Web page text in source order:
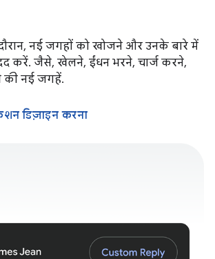
दौरान, नई जगहों को खोजने और उनके बारे में
करें. जैसे, खेलने, ईंधन भरने, चार्ज करने,
की नई जगहें.
डिज़ाइन करना